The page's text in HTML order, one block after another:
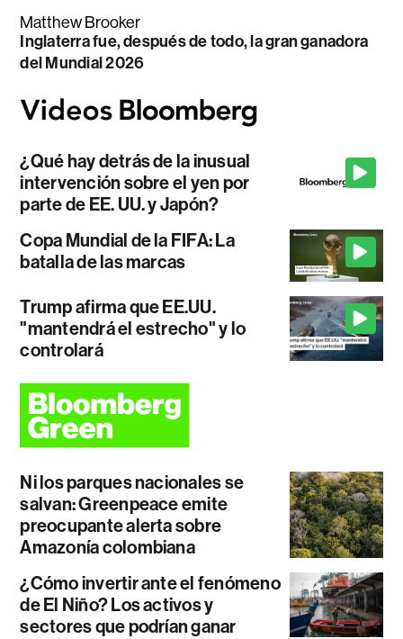
Matthew Brooker
Inglaterra fue, después de todo, la gran ganadora
del Mundial 2026
¿Qué hay detrás de la inusual
intervención sobre el yen por
parte de EE. UU. y Japón?
Copa Mundial de la FIFA: La
batalla de las marcas
Trump afirma que EE.UU.
"mantendrá el estrecho" y lo
controlará
Ni los parques nacionales se
salvan: Greenpeace emite
preocupante alerta sobre
Amazonía colombiana
¿Cómo invertir ante el fenómeno
de El Niño? Los activos y
sectores que podrían ganar